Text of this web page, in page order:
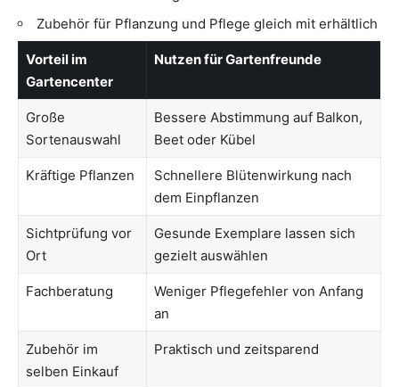
Zubehör für Pflanzung und Pflege gleich mit erhältlich
Vorteil im
Gartencenter
Nutzen für Gartenfreunde
Große
Sortenauswahl
Bessere Abstimmung auf Balkon,
Beet oder Kübel
Kräftige Pflanzen
Schnellere Blütenwirkung nach
dem Einpflanzen
Sichtprüfung vor
Ort
Gesunde Exemplare lassen sich
gezielt auswählen
Fachberatung
Weniger Pflegefehler von Anfang
an
Zubehör im
selben Einkauf
Praktisch und zeitsparend